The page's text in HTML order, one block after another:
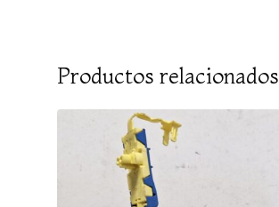
Productos relacionados